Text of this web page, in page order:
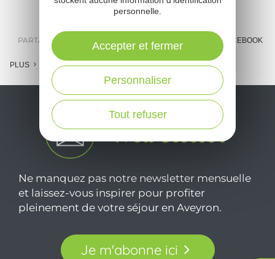
PARTAGER : E-MAIL MESSENGER FACEBOOK
PLUS
Ne manquez pas notre newsletter mensuelle
et laissez-vous inspirer pour profiter
pleinement de votre séjour en Aveyron.
Je m'abonne ici
personnelle.
Tout refuser
Personnaliser
Accepter et fermer